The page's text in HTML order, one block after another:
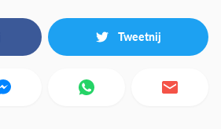
Tweetnij